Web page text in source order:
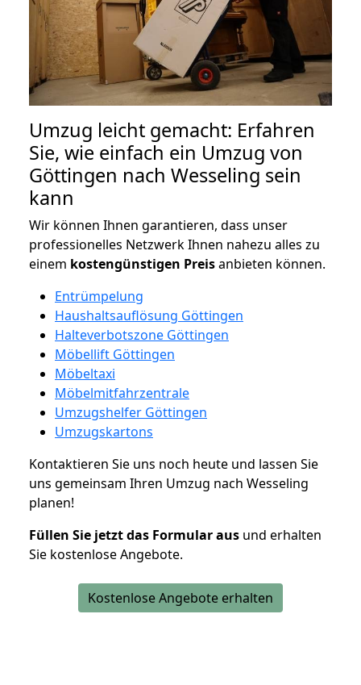
Umzug leicht gemacht: Erfahren
Sie, wie einfach ein Umzug von
Göttingen nach Wesseling sein
kann
Wir können Ihnen garantieren, dass unser
professionelles Netzwerk Ihnen nahezu alles zu
einem kostengünstigen Preisanbieten können.
Entrümpelung
Haushaltsauflösung Göttingen
Halteverbotszone Göttingen
Möbellift Göttingen
Möbeltaxi
Möbelmitfahrzentrale
Umzugshelfer Göttingen
Umzugskartons
Kontaktieren Sie uns noch heute und lassen Sie
uns gemeinsam Ihren Umzug nach Wesseling
planen!
Füllen Sie jetzt das Formular aus und erhalten
Sie kostenlose Angebote.
Kostenlose Angebote erhalten